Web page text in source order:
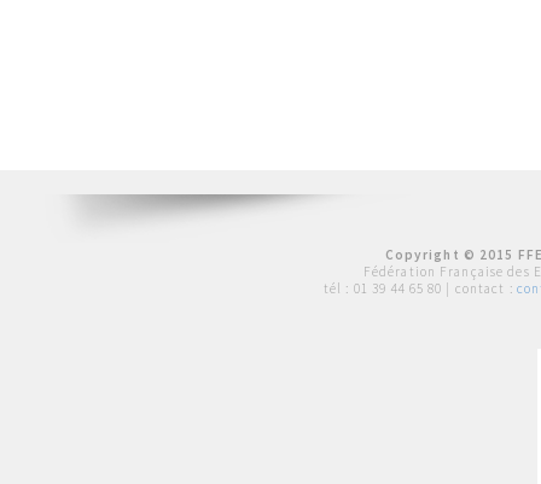
Copyright © 2015
Fédération Française des
tél : 01 39 44 65 80 | contact :